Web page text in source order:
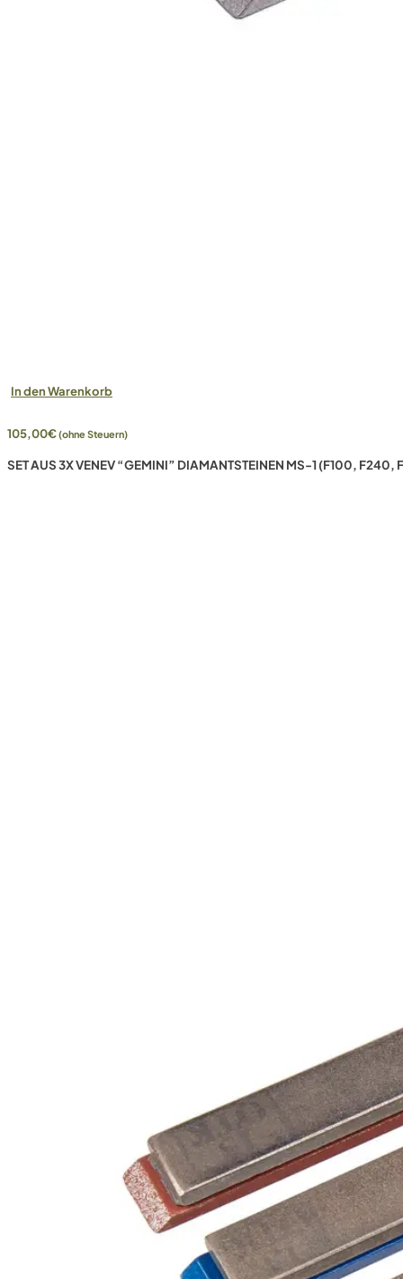
In den Warenkorb
105,00€(ohne Steuern)
SET AUS 3X VENEV “GEMINI” DIAMANTSTEINEN MS-1 (F100,